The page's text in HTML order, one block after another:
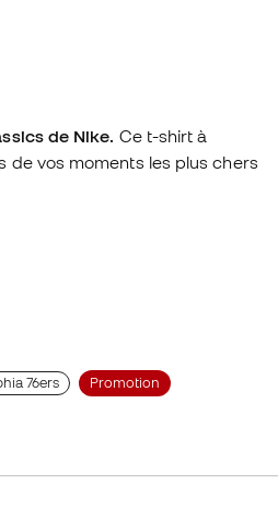
de Nike. Ce t-shirt à
de vos moments les plus chers
76ers Promotion